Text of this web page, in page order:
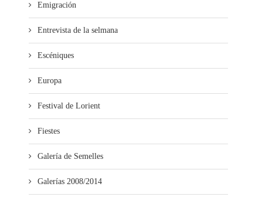
Emigración
Entrevista de la selmana
Escéniques
Europa
Festival de Lorient
Fiestes
Galería de Semelles
Galerías 2008/2014